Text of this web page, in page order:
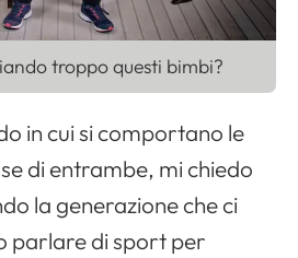
troppo questi bimbi?
in cui si comportano le
di entrambe, mi chiedo
la generazione che ci
parlare di sport per